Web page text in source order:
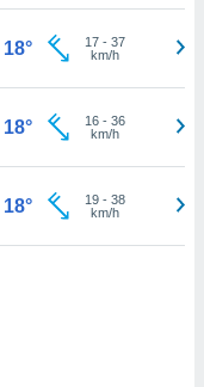
18° 17- 37
km/h
18° 16- 36
km/h
18° 19- 38
km/h